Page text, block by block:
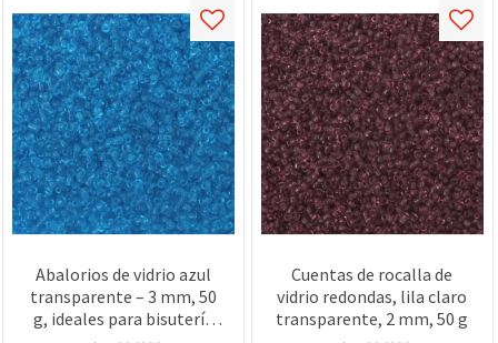
Abalorios de vidrio azul
transparente – 3 mm, 50
g, ideales para bisutería
Cuentas de rocalla de
vidrio redondas, lila claro
transparente, 2 mm, 50 g